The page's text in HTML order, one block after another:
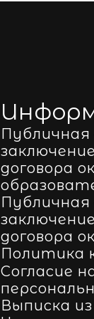
договора
договора
Политика
Согласие
Выписка